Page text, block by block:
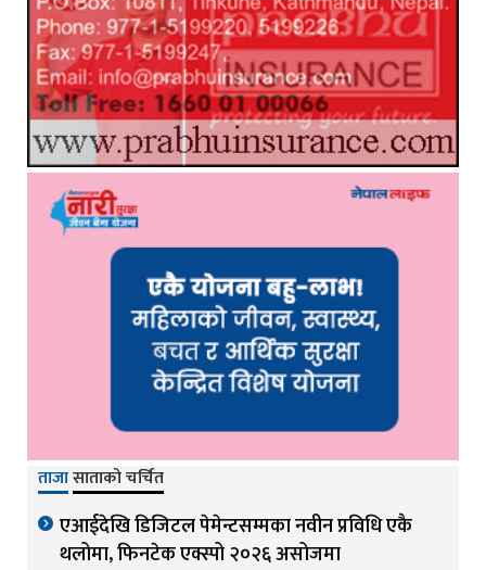
ताजासाताको चर्चित
एआईदेखि डिजिटल पेमेन्टसम्मका नवीन प्रविधि एकै
थलोमा, फिनटेक एक्स्पो २०२६ असोजमा